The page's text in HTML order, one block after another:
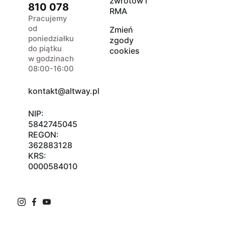
810 078
Pracujemy
od
poniedziałku
do piątku
w godzinach
08:00-16:00
kontakt@altway.pl
NIP:
5842745045
REGON:
362883128
KRS:
0000584010
RMA
Zmień
zgody
cookies